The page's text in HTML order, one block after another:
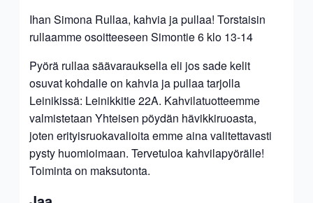
Ihan Simona Rullaa, kahvia ja pullaa! Torstaisin
rullaamme osoitteeseen Simontie 6 klo 13-14
Pyörä rullaa säävarauksella eli jos sade kelit
osuvat kohdalle on kahvia ja pullaa tarjolla
Leinikissä: Leinikkitie 22A. Kahvilatuotteemme
valmistetaan Yhteisen pöydän hävikkiruoasta,
joten erityisruokavalioita emme aina valitettavasti
pysty huomioimaan. Tervetuloa kahvilapyörälle!
Toiminta on maksutonta.